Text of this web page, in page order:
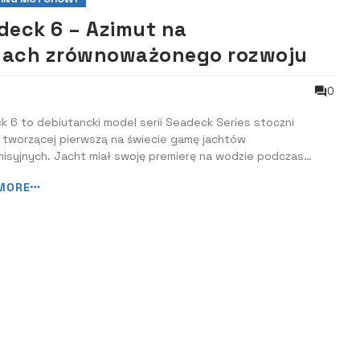
6 – Azimut na
zrównoważonego rozwoju
0
6 to debiutancki model serii Seadeck Series stoczni
tworzącej pierwszą na świecie gamę jachtów
Jacht miał swoję premierę na wodzie podczas
dla gości, jak i środowiska. Seadeck 6 nawiązuje bliską